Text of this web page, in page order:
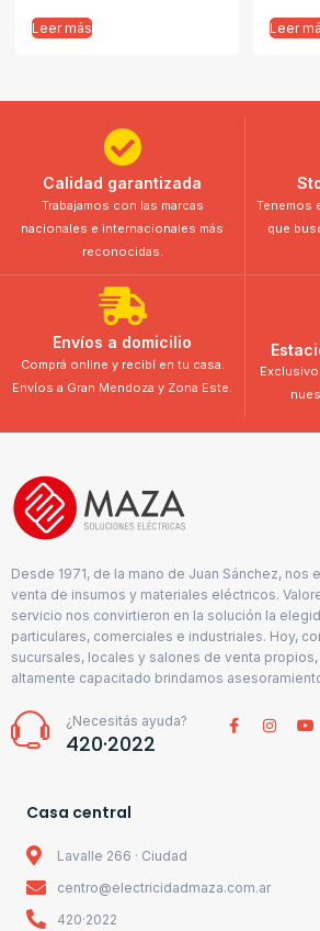
Leer más Leer
Calidad garantizada
Trabajamos con las marcas
nacionales e internacionales más
reconocidas.
Tenemos
que
Envíos a domicilio
Comprá online y recibí en tu casa.
Envíos a Gran Mendoza y Zona Este.
Desde 1971, de la mano de Juan Sánchez, nos
venta de insumos y materiales eléctricos.
servicio nos convirtieron en la solución la
particulares, comerciales e industriales. Hoy,
sucursales, locales y salones de venta
altamente capacitado brindamos
¿Necesitás ayuda?
420·2022
Casa central
Lavalle 266 · Ciudad
centro@electricidadmaza.com.ar
420·2022